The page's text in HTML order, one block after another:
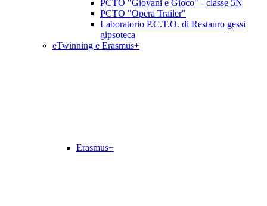
PCTO "Giovani e Gioco" - classe 5N
PCTO "Opera Trailer"
Laboratorio P.C.T.O. di Restauro gessi
gipsoteca
eTwinning e Erasmus+
Erasmus+